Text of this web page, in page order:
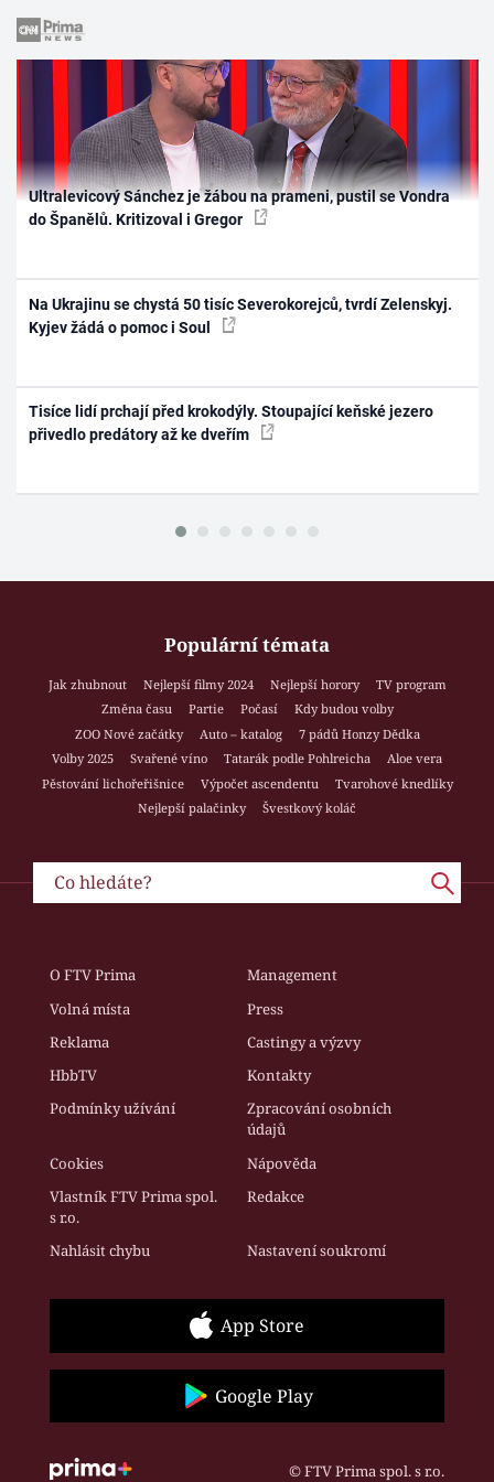
Ultralevicový Sánchez je žábou na prameni, pustil se Vondra
do Španělů. Kritizoval i Gregor
Na Ukrajinu se chystá 50 tisíc Severokorejců, tvrdí Zelenskyj.
Kyjev žádá o pomoc i Soul
Tisíce lidí prchají před krokodýly. Stoupající keňské jezero
přivedlo predátory až ke dveřím
Populární témata
Jak zhubnout Nejlepší filmy 2024 Nejlepší horory
TV program
Změna času
Partie Počasí
Kdy budou volby
ZOO Nové začátky
Auto – katalog
7 pádů Honzy Dědka
Volby 2025
Svařené víno Tatarák podle Pohlreicha
Aloe vera
Pěstování lichořeřišnice
Výpočet ascendentu
Tvarohové knedlíky
Nejlepší palačinky
Švestkový koláč
O FTV Prima
Management
Volná místa
Press
Reklama
Castingy a výzvy
HbbTV
Kontakty
Podmínky užívání
Zpracování osobních
údajů
Cookies
Nápověda
Vlastník FTV Prima spol.
s r.o.
Redakce
Nahlásit chybu Nastavení soukromí
App Store
Google Play
© FTV Prima spol. s r.o.